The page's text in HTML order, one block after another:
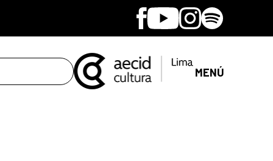
Facebook
YoutubeInstagram
Spotify
MENÚ